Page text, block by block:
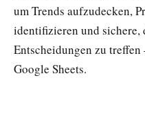
um Trends aufzudecken,
identifizieren und sichere,
Entscheidungen zu
Google Sheets.